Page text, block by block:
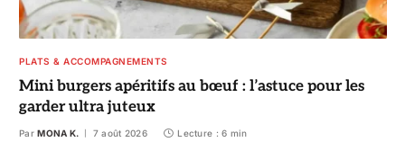
PLATS & ACCOMPAGNEMENTS
Mini burgers apéritifs au bœuf : l’astuce pour les
garder ultra juteux
Par MONA K. 7 août 2026 Lecture : 6 min